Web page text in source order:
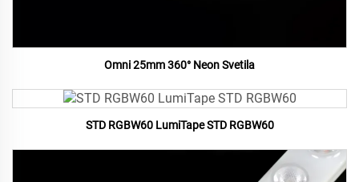
Omni 25mm 360° Neon Svetila
STD RGBW60 LumiTape STD RGBW60